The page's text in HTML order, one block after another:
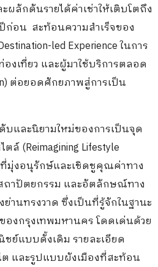
ผลักดันรายได้ค่าเช่าให้เติบโตถึง
ก่อน สะท้อนความสำเร็จของ
led Experience ในการ
เที่ยว และผู้มาใช้บริการตลอด
ต่อยอดศักยภาพสู่การเป็น
และนิยามใหม่ของการเป็นจุด
ล์ (Reimagining Lifestyle
ที่มุ่งอนุรักษ์และเชิดชูคุณค่าทาง
ถาปัตยกรรม และอัตลักษณ์ทาง
านทรงวาด ซึ่งเป็นที่รู้จักในฐานะ
องกรุงเทพมหานคร โดดเด่นด้วย
ย์แบบดั้งเดิม รายละเอียด
และรูปแบบผังเมืองที่สะท้อน